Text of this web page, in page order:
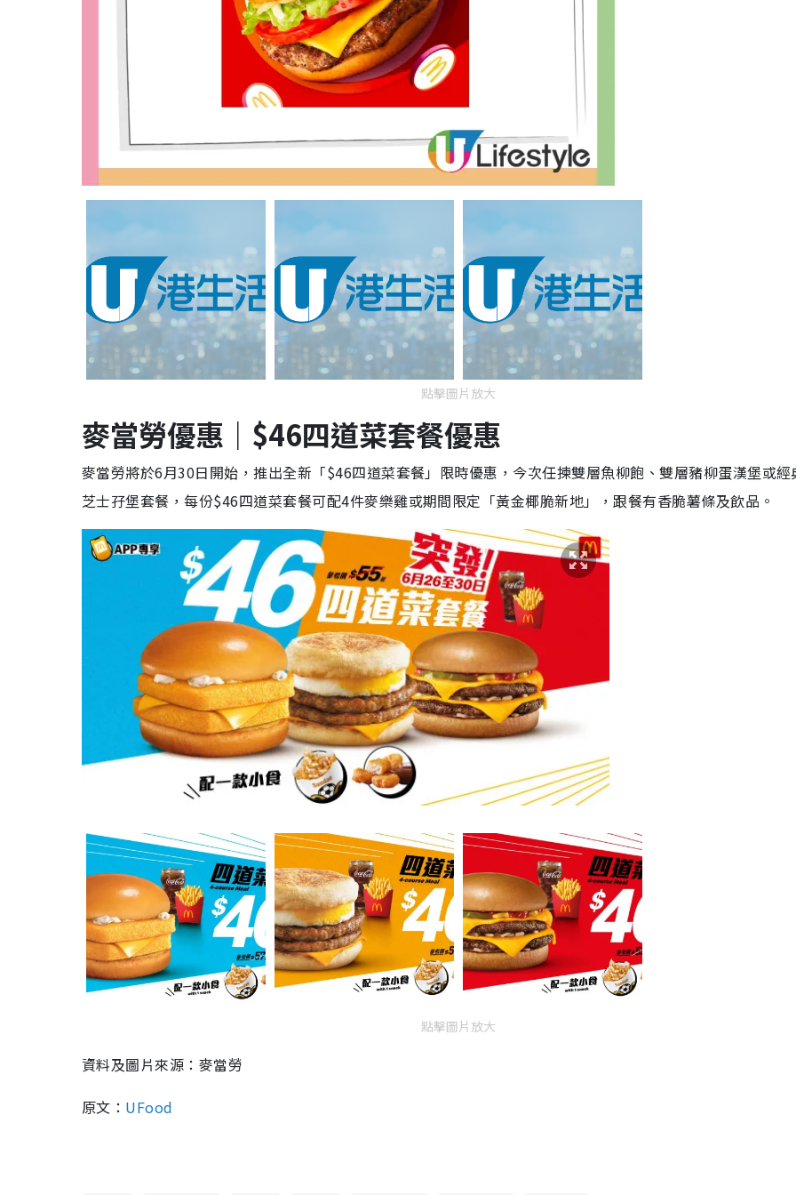
點擊圖片放大
麥當勞優惠｜$46四道菜套餐優惠
麥當勞將於6月30日開始，推出全新「$46四道菜套餐」限時優惠，今次任揀雙層魚柳飽、雙層豬柳蛋漢堡或經
芝士孖堡套餐，每份$46四道菜套餐可配4件麥樂雞或期間限定「黃金椰脆新地」，跟餐有香脆薯條及飲品。
點擊圖片放大
資料及圖片來源：麥當勞
原文： UFood